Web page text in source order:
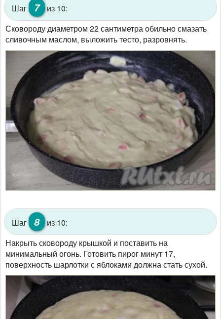
Шаг 7
из 10:
Сковороду диаметром 22 сантиметра обильно смазать
сливочным маслом, выложить тесто, разровнять.
Шаг 8
из 10:
Накрыть сковороду крышкой и поставить на
минимальный огонь. Готовить пирог минут 17,
поверхность шарлотки с яблоками должна стать сухой.